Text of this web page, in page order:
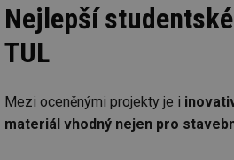
Nejlepší
TUL
Mezi oceněnými projekty je i
materiál vhodný nejen pro